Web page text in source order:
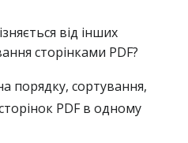
від інших
сторінками PDF?
порядку, сортування,
PDF в одному